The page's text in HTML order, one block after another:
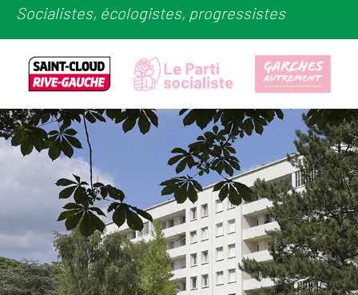
Socialistes, écologistes, progressistes